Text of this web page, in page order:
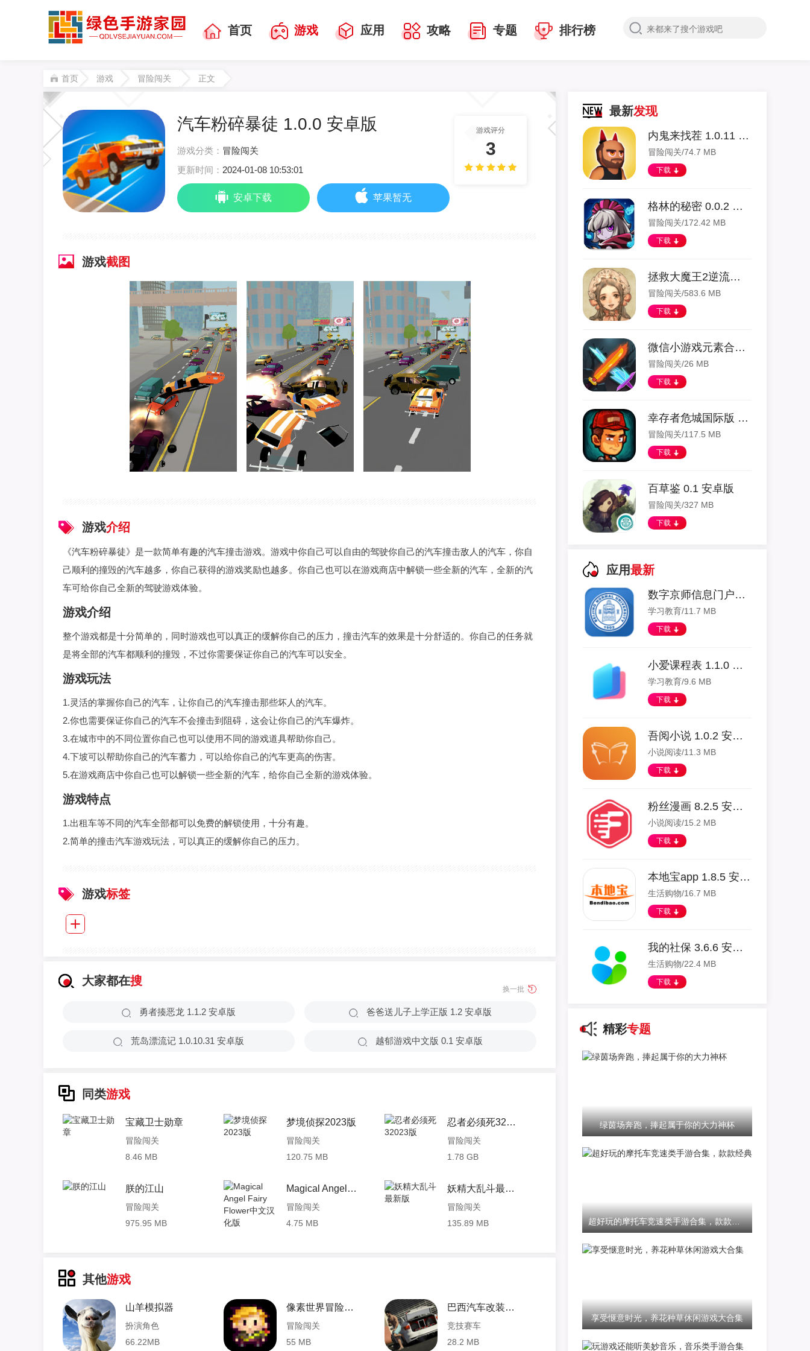
首页 游戏 应用 攻略 专题 排行榜
首页 游戏 冒险闯关 正文
汽车粉碎暴徒 1.0.0 安卓版
游戏分类： 冒险闯关
更新时间： 2024-01-08 10:53:01
安卓下载 苹果暂无
游戏评分
3
游戏截图
游戏介绍
《汽车粉碎暴徒》是一款简单有趣的汽车撞击游戏。游戏中你自己可以自由的驾驶你自己的汽车撞击敌人的汽车，你自
己顺利的撞毁的汽车越多，你自己获得的游戏奖励也越多。你自己也可以在游戏商店中解锁一些全新的汽车，全新的汽
车可给你自己全新的驾驶游戏体验。
游戏介绍
整个游戏都是十分简单的，同时游戏也可以真正的缓解你自己的压力，撞击汽车的效果是十分舒适的。你自己的任务就
是将全部的汽车都顺利的撞毁，不过你需要保证你自己的汽车可以安全。
游戏玩法
1.灵活的掌握你自己的汽车，让你自己的汽车撞击那些坏人的汽车。
2.你也需要保证你自己的汽车不会撞击到阻碍，这会让你自己的汽车爆炸。
3.在城市中的不同位置你自己也可以使用不同的游戏道具帮助你自己。
4.下坡可以帮助你自己的汽车蓄力，可以给你自己的汽车更高的伤害。
5.在游戏商店中你自己也可以解锁一些全新的汽车，给你自己全新的游戏体验。
游戏特点
1.出租车等不同的汽车全部都可以免费的解锁使用，十分有趣。
2.简单的撞击汽车游戏玩法，可以真正的缓解你自己的压力。
游戏标签
大家都在搜
换一批
勇者揍恶龙 1.1.2 安卓版 爸爸送儿子上学正版 1.2 安卓版
荒岛漂流记 1.0.10.31 安卓版 越郁游戏中文版 0.1 安卓版
同类游戏
宝藏卫士勋章
冒险闯关
8.46 MB
梦境侦探2023版
冒险闯关
120.75 MB
忍者必须死32023版
冒险闯关
1.78 GB
朕的江山
冒险闯关
975.95 MB
Magical Angel Fairy Flower中文汉化版
冒险闯关
4.75 MB
妖精大乱斗最新版
冒险闯关
135.89 MB
其他游戏
山羊模拟器
扮演角色
66.22MB
像素世界冒险汉化版 0.1.6 安卓版
冒险闯关
55 MB
巴西汽车改装模拟器 3.9 安卓版
竞技赛车
28.2 MB
最新发现
内鬼来找茬 1.0.11 安卓版
冒险闯关/74.7 MB
下载
格林的秘密 0.0.2 安卓版
冒险闯关/172.42 MB
下载
拯救大魔王2逆流修改 1.2.6 安卓版
冒险闯关/583.6 MB
下载
微信小游戏元素合成正版 1.0.0 安卓版
冒险闯关/26 MB
下载
幸存者危城国际版 2.04 安卓版
冒险闯关/117.5 MB
下载
百草鉴 0.1 安卓版
冒险闯关/327 MB
下载
应用最新
数字京师信息门户app 1.1.3 安卓版
学习教育/11.7 MB
下载
小爱课程表 1.1.0 安卓版
学习教育/9.6 MB
下载
吾阅小说 1.0.2 安卓版
小说阅读/11.3 MB
下载
粉丝漫画 8.2.5 安卓版
小说阅读/15.2 MB
下载
本地宝app 1.8.5 安卓版
生活购物/16.7 MB
下载
我的社保 3.6.6 安卓版
生活购物/22.4 MB
下载
精彩专题
绿茵场奔跑，捧起属于你的大力神杯
超好玩的摩托车竞速类手游合集，款款经典
享受惬意时光，养花种草休闲游戏大合集